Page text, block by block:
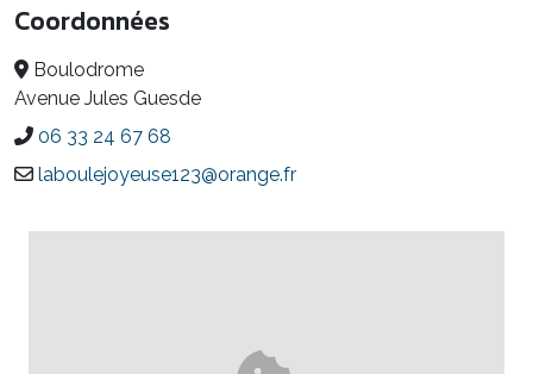
Coordonnées
Boulodrome
Avenue Jules Guesde
06 33 24 67 68
laboulejoyeuse123@orange.fr